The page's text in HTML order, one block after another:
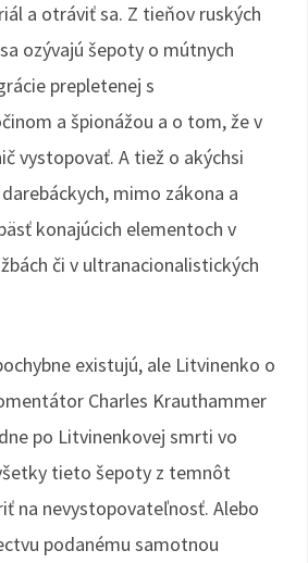
a otráviť sa. Z tieňov ruských
ozývajú šepoty o mútnych
prepletenej s
a špionážou a o tom, že v
vystopovať. A tiež o akýchsi
mimo zákona a
konajúcich elementoch v
či v ultranacionalistických
existujú, ale Litvinenko o
Charles Krauthammer
po Litvinenkovej smrti vo
tieto šepoty z temnôt
na nevystopovateľnosť. Alebo
podanému samotnou